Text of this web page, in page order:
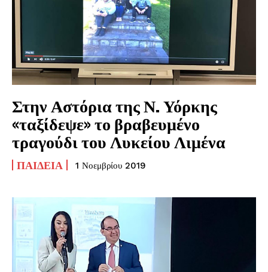
Στην Αστόρια της Ν. Υόρκης
«ταξίδεψε» το βραβευμένο
τραγούδι του Λυκείου Λιμένα
ΠΑΙΔΕΊΑ 1 Νοεμβρίου 2019